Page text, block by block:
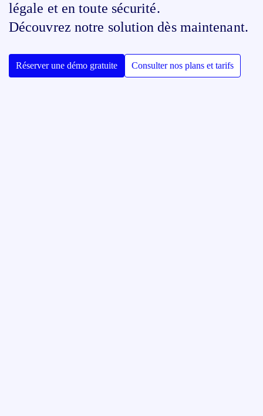
légale et en toute sécurité.
Découvrez notre solution dès maintenant.
Réserver une démo gratuite Consulter nos plans et tarifs